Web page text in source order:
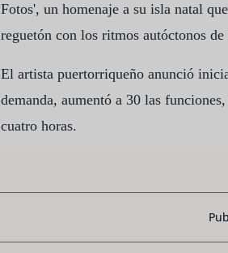
Fotos', un homenaje a su isla natal
reguetón con los ritmos autóctonos
El artista puertorriqueño anunció
demanda, aumentó a 30 las
cuatro horas.